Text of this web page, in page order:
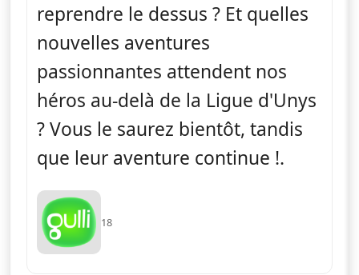
reprendre le dessus ? Et quelles
nouvelles aventures
passionnantes attendent nos
héros au-delà de la Ligue d'Unys
? Vous le saurez bientôt, tandis
que leur aventure continue !.
18